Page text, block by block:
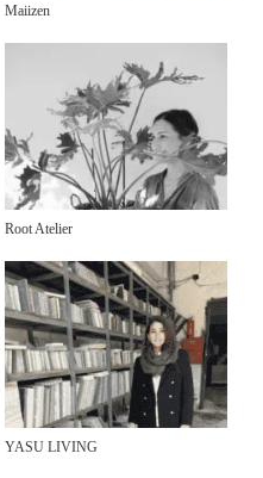
Maiizen
Root Atelier
YASU LIVING